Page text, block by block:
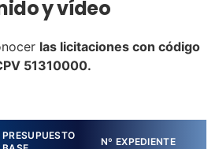
y vídeo
las licitaciones con código
51310000.
PRESUPUESTO
Nº EXPEDIENTE